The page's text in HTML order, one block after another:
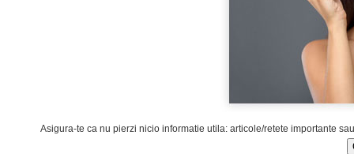
Asigura-te ca nu pierzi nicio informatie utila: articole/retete importante